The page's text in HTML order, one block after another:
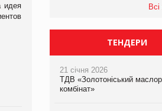
идея
ТЕНДЕРИ
21 січня 2026
ТДВ «Золотоніський
комбінат»